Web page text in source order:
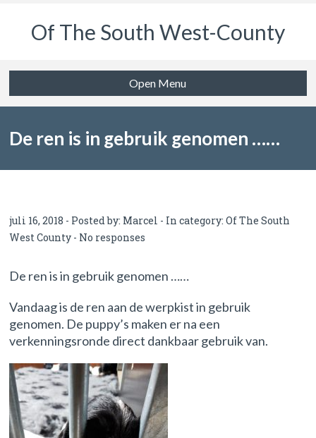
Of The South West-County
Open Menu
De ren is in gebruik genomen ……
juli 16, 2018 - Posted by: Marcel - In category:Of The South
West County - No responses
De ren is in gebruik genomen ……
Vandaag is de ren aan de werpkist in gebruik
genomen. De puppy’s maken er na een
verkenningsronde direct dankbaar gebruik van.